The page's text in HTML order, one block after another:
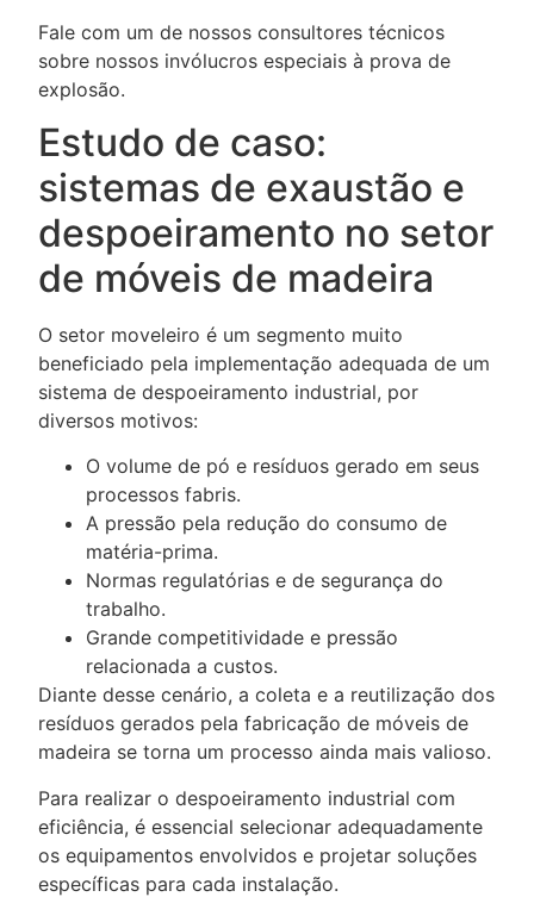
Fale com um de nossos consultores técnicos
sobre nossos invólucros especiais à prova de
explosão.
Estudo de caso:
sistemas de exaustão e
despoeiramento no setor
de móveis de madeira
O setor moveleiro é um segmento muito
beneficiado pela implementação adequada de um
sistema de despoeiramento industrial, por
diversos motivos:
O volume de pó e resíduos gerado em seus
processos fabris.
A pressão pela redução do consumo de
matéria-prima.
Normas regulatórias e de segurança do
trabalho.
Grande competitividade e pressão
relacionada a custos.
Diante desse cenário, a coleta e a reutilização dos
resíduos gerados pela fabricação de móveis de
madeira se torna um processo ainda mais valioso.
Para realizar o despoeiramento industrial com
eficiência, é essencial selecionar adequadamente
os equipamentos envolvidos e projetar soluções
específicas para cada instalação.